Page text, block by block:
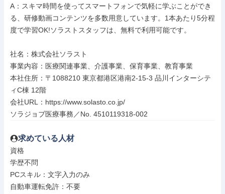
A：スキマ時間を使ってスマートフォンで気軽に学ぶことができ
る、研修動画コンテンツを多数用意しています。1本あたり5分程
度で学習OK!ソラストスタッフは、無料で利用可能です。
社名：株式会社ソラスト
事業内容：医療関連事業、介護事業、保育事業、教育事業
本社住所：〒1088210 東京都港区港南2-15-3 品川インターシテ
ィC棟 12階
会社URL：https://www.solasto.co.jp/
ソラジョブ医療事務／No. 4510119318-002
求めている人材
資格
学歴不問
PCスキル：文字入力のみ
自動車運転免許：不要